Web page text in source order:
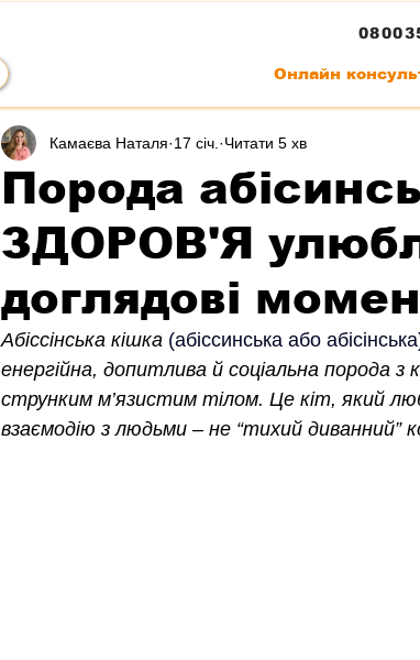
Онлайн
Порода
ЗДОРОВ'Я
доглядові
Камаєва Наталя 17 січ. Читати 5 хв
Абіссінська кішка (абіссинська або
енергійна, допитлива й соціальна
струнким м’язистим тілом. Це кіт, який
взаємодію з людьми – не “тихий диванний”